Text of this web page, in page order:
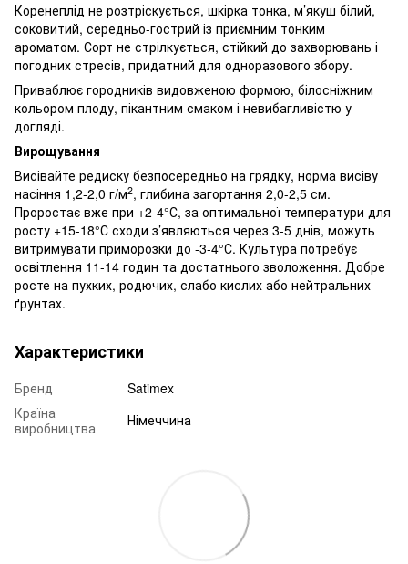
Коренеплід не розтріскується, шкірка тонка, м’якуш білий,
соковитий, середньо-гострий із приємним тонким
ароматом. Сорт не стрілкується, стійкий до захворювань і
погодних стресів, придатний для одноразового збору.
Приваблює городників видовженою формою, білосніжним
кольором плоду, пікантним смаком і невибагливістю у
догляді.
Вирощування
Висівайте редиску безпосередньо на грядку, норма висіву
насіння 1,2-2,0 г/м2, глибина загортання 2,0-2,5 см.
Проростає вже при +2-4°С, за оптимальної температури для
росту +15-18°С сходи з’являються через 3-5 днів, можуть
витримувати приморозки до -3-4°С. Культура потребує
освітлення 11-14 годин та достатнього зволоження. Добре
росте на пухких, родючих, слабо кислих або нейтральних
ґрунтах.
Характеристики
Бренд
Satimex
Країна
виробництва
Німеччина